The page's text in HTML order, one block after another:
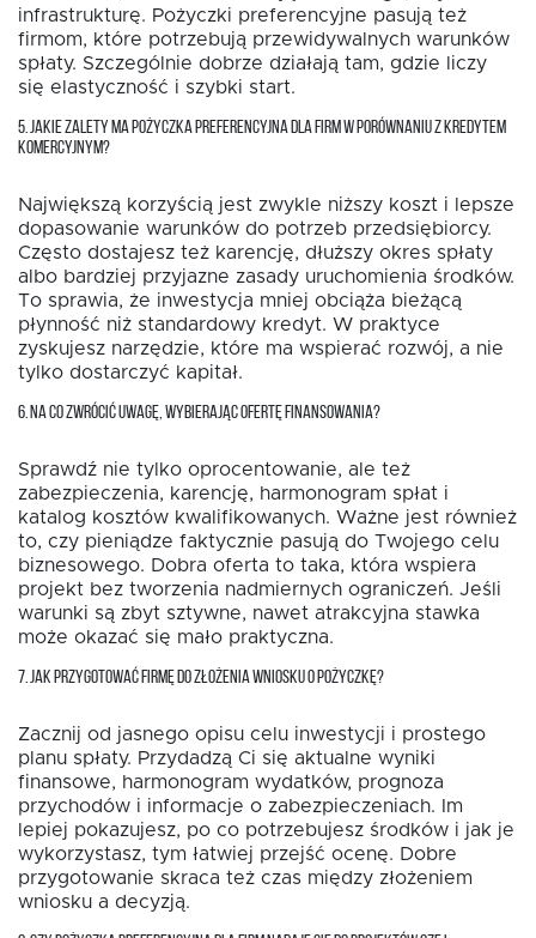
infrastrukturę. Pożyczki preferencyjne pasują też
firmom, które potrzebują przewidywalnych warunków
spłaty. Szczególnie dobrze działają tam, gdzie liczy
się elastyczność i szybki start.
5. JAKIE ZALETY MA POŻYCZKA PREFERENCYJNA DLA FIRM W PORÓWNANIU Z KREDYTEM
KOMERCYJNYM?
Największą korzyścią jest zwykle niższy koszt i lepsze
dopasowanie warunków do potrzeb przedsiębiorcy.
Często dostajesz też karencję, dłuższy okres spłaty
albo bardziej przyjazne zasady uruchomienia środków.
To sprawia, że inwestycja mniej obciąża bieżącą
płynność niż standardowy kredyt. W praktyce
zyskujesz narzędzie, które ma wspierać rozwój, a nie
tylko dostarczyć kapitał.
6. NA CO ZWRÓCIĆ UWAGĘ, WYBIERAJĄC OFERTĘ FINANSOWANIA?
Sprawdź nie tylko oprocentowanie, ale też
zabezpieczenia, karencję, harmonogram spłat i
katalog kosztów kwalifikowanych. Ważne jest również
to, czy pieniądze faktycznie pasują do Twojego celu
biznesowego. Dobra oferta to taka, która wspiera
projekt bez tworzenia nadmiernych ograniczeń. Jeśli
warunki są zbyt sztywne, nawet atrakcyjna stawka
może okazać się mało praktyczna.
7. JAK PRZYGOTOWAĆ FIRMĘ DO ZŁOŻENIA WNIOSKU O POŻYCZKĘ?
Zacznij od jasnego opisu celu inwestycji i prostego
planu spłaty. Przydadzą Ci się aktualne wyniki
finansowe, harmonogram wydatków, prognoza
przychodów i informacje o zabezpieczeniach. Im
lepiej pokazujesz, po co potrzebujesz środków i jak je
wykorzystasz, tym łatwiej przejść ocenę. Dobre
przygotowanie skraca też czas między złożeniem
wniosku a decyzją.